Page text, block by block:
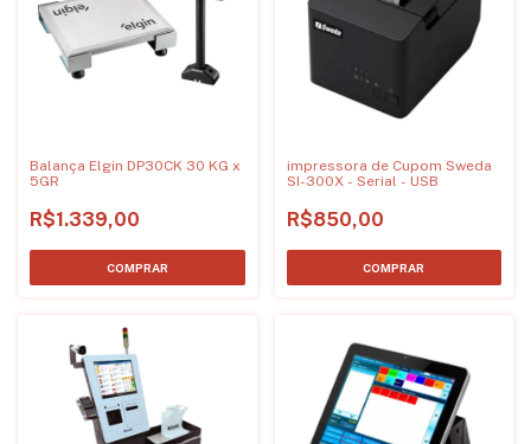
Balança Elgin DP30CK 30 KG x
5GR
R$1.339,00
impressora de Cupom Sweda
SI-300X - Serial - USB
R$850,00